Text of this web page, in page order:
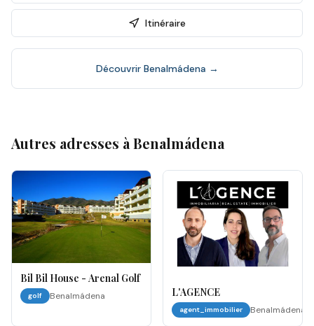
Itinéraire
Découvrir Benalmádena →
Autres adresses à Benalmádena
Bil Bil House - Arenal Golf
golf Benalmádena L'AGENCE
agent_immobilier Benalmádena